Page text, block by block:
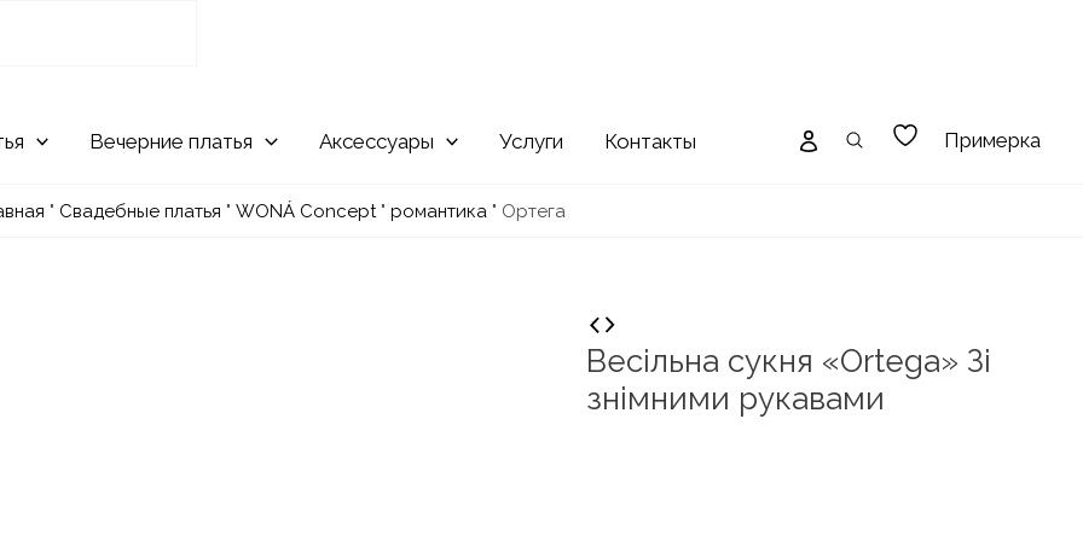
Вечерние Аксессуары Услуги Контакты Примерка
" Свадебные платья " WONÁ Concept " романтика " Ортега
Весільна сукня «Ortega» Зі
знімними рукавами